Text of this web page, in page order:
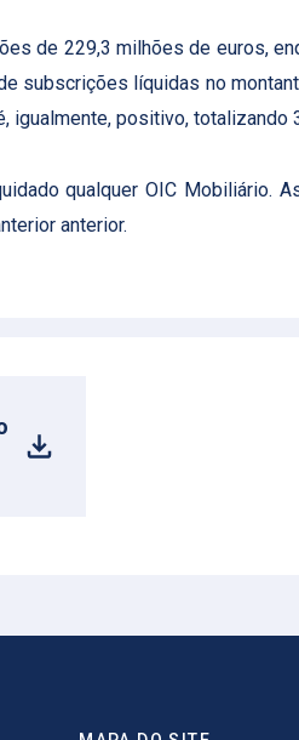
de 229,3 milhões de euros,
subscrições líquidas no
positivo, totalizando
qualquer OIC Mobiliário.
anterior.